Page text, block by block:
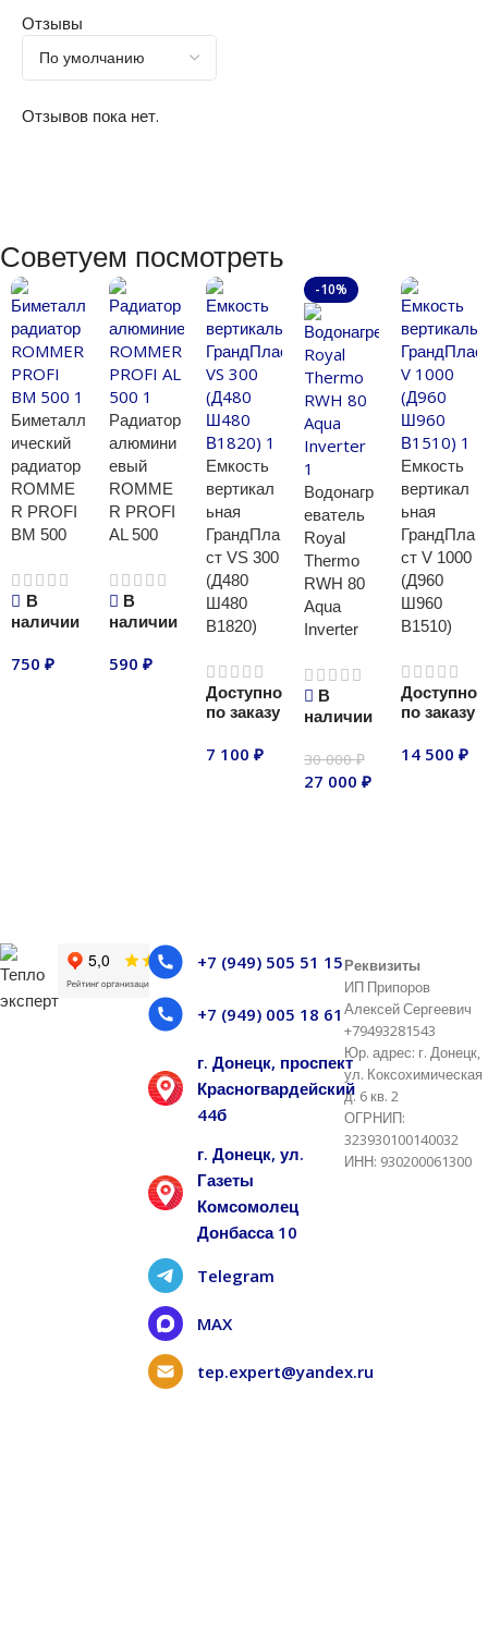
Отзывы
Отзывов пока нет.
Советуем посмотреть
Биметалл
ический
радиатор
ROMME
R PROFI
BM 500
В
наличии
750 ₽
Радиатор
алюмини
евый
ROMME
R PROFI
AL 500
В
наличии
590 ₽
Емкость
вертикал
ьная
ГрандПла
ст VS 300
(Д480
Ш480
В1820)
Доступно
по заказу
7 100₽
-10%
Водонагр
еватель
Royal
Thermo
RWH 80
Aqua
Inverter
В
наличии
30 000₽
27 000 ₽
Емкость
вертикал
ьная
ГрандПла
ст V 1000
(Д960
Ш960
В1510)
Доступно
по заказу
14 500₽
+7 (949) 505 51 15
+7 (949) 005 18 61
г. Донецк, проспект
Красногвардейский
44б
г. Донецк, ул.
Газеты
Комсомолец
Донбасса 10
Telegram
MAX
tep.expert@yandex.ru
Реквизиты
ИП Припоров
Алексей Сергеевич
+79493281543
Юр. адрес: г. Донецк,
ул. Коксохимическая
д. 6 кв. 2
ОГРНИП:
323930100140032
ИНН: 930200061300